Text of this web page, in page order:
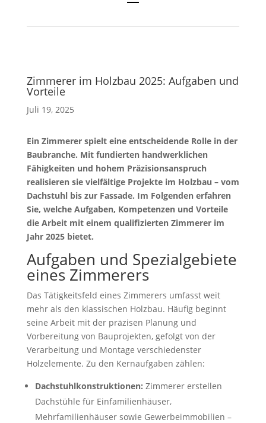
Zimmerer im Holzbau 2025: Aufgaben und
Vorteile
Juli 19, 2025
Ein Zimmerer spielt eine entscheidende Rolle in der
Baubranche. Mit fundierten handwerklichen
Fähigkeiten und hohem Präzisionsanspruch
realisieren sie vielfältige Projekte im Holzbau – vom
Dachstuhl bis zur Fassade. Im Folgenden erfahren
Sie, welche Aufgaben, Kompetenzen und Vorteile
die Arbeit mit einem qualifizierten Zimmerer im
Jahr 2025 bietet.
Aufgaben und Spezialgebiete
eines Zimmerers
Das Tätigkeitsfeld eines Zimmerers umfasst weit
mehr als den klassischen Holzbau. Häufig beginnt
seine Arbeit mit der präzisen Planung und
Vorbereitung von Bauprojekten, gefolgt von der
Verarbeitung und Montage verschiedenster
Holzelemente. Zu den Kernaufgaben zählen:
Dachstuhlkonstruktionen: Zimmerer erstellen
Dachstühle für Einfamilienhäuser,
Mehrfamilienhäuser sowie Gewerbeimmobilien –